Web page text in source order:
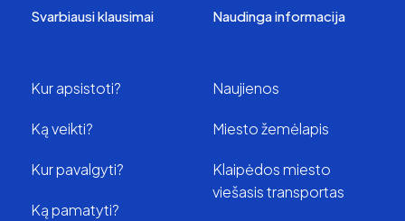
Svarbiausi klausimai
Kur apsistoti?
Ką veikti?
Kur pavalgyti?
Ką pamatyti?
Naudinga informacija
Naujienos
Miesto žemėlapis
Klaipėdos miesto
viešasis transportas